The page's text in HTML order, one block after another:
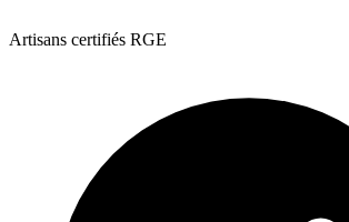
Artisans certifiés RGE